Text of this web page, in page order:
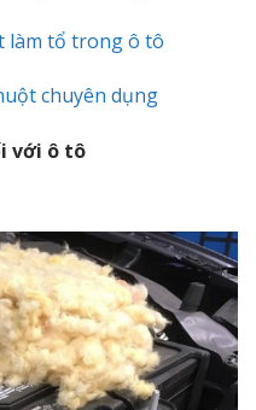
làm tổ trong ô tô
chuyên dụng
với ô tô